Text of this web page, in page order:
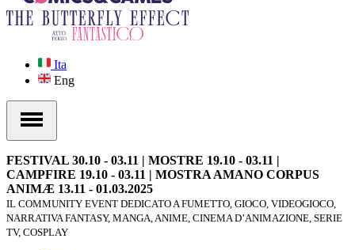
Ita
Eng
FESTIVAL 30.10 - 03.11 | MOSTRE 19.10 - 03.11 |
CAMPFIRE 19.10 - 03.11 | MOSTRA AMANO CORPUS
ANIMÆ 13.11 - 01.03.2025
IL COMMUNITY EVENT DEDICATO A FUMETTO, GIOCO, VIDEOGIOCO,
NARRATIVA FANTASY, MANGA, ANIME, CINEMA D’ANIMAZIONE, SERIE
TV, COSPLAY